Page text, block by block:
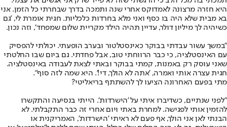
היא חזרה מרצונה לאמדוקס אחרי שנה ותמכה בדרך שבחרתי כל הזמן. אני
בא מבית שלא היה בו כסף ואני מלא בחרדות כלכליות. חגית אומרת לי, 'גם
כשיהיה לך מיליון דולר, עדיין תהיה הילד מקריית שלום שמפחד', וזה נכון.
"במשך עשור עבדתי בבוקר כאינסטלטור ובערב הופעתי. יכולתי להפסיק
עם האינסטלציה, כי כבר הרווחתי טוב, אבל פחדתי. גם ביום שבו החלטתי
שאני עוסק רק באמנות, קמתי בבוקר ובאתי לצאת לעבודה באינסטלציה.
חגית עצרה אותי ואמרה, 'אתה לא הולך, די!'. היא שמה לזה סוף".
מתי בפעם האחרונה הציעו לך להשתתף בריאליטי?
"לפני שנתיים, כשדיברו איתי על 'הישרדות'. הייתי בנסיעה והתקשרו
להזמין אותי לפגישה. למחרת באתי ויום אחרי זה כבר התקבלתי. לא
הבנתי לאן אני הולך, אף פעם לא ראיתי 'הישרדות', האמריקנית או